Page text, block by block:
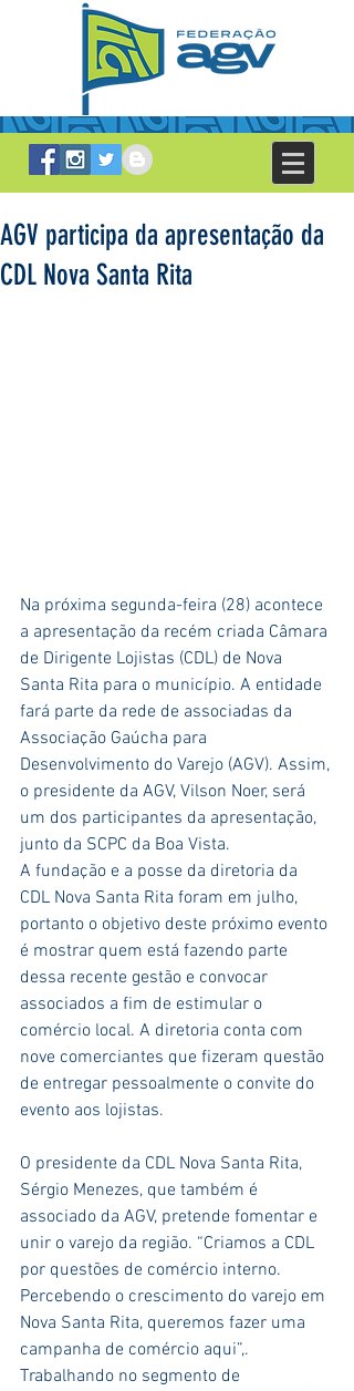
AGV participa da apresentação da
CDL Nova Santa Rita
Na próxima segunda-feira (28) acontece
a apresentação da recém criada Câmara
de Dirigente Lojistas (CDL) de Nova
Santa Rita para o município. A entidade
fará parte da rede de associadas da
Associação Gaúcha para
Desenvolvimento do Varejo (AGV). Assim,
o presidente da AGV, Vilson Noer, será
um dos participantes da apresentação,
junto da SCPC da Boa Vista.
A fundação e a posse da diretoria da
CDL Nova Santa Rita foram em julho,
portanto o objetivo deste próximo evento
é mostrar quem está fazendo parte
dessa recente gestão e convocar
associados a fim de estimular o
comércio local. A diretoria conta com
nove comerciantes que fizeram questão
de entregar pessoalmente o convite do
evento aos lojistas.
O presidente da CDL Nova Santa Rita,
Sérgio Menezes, que também é
associado da AGV, pretende fomentar e
unir o varejo da região. “Criamos a CDL
por questões de comércio interno.
Percebendo o crescimento do varejo em
Nova Santa Rita, queremos fazer uma
campanha de comércio aqui”,.
Trabalhando no segmento de